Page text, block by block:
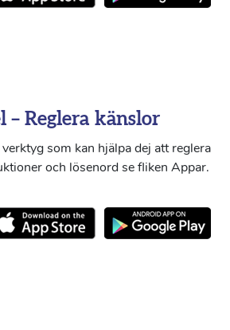
– Reglera känslor
som kan hjälpa dej att reglera
och lösenord se fliken Appar.